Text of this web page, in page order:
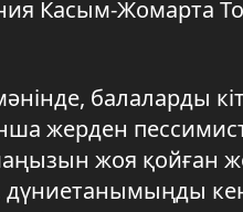
Касым-Жомарта
балаларды
жерден
жоя қойған